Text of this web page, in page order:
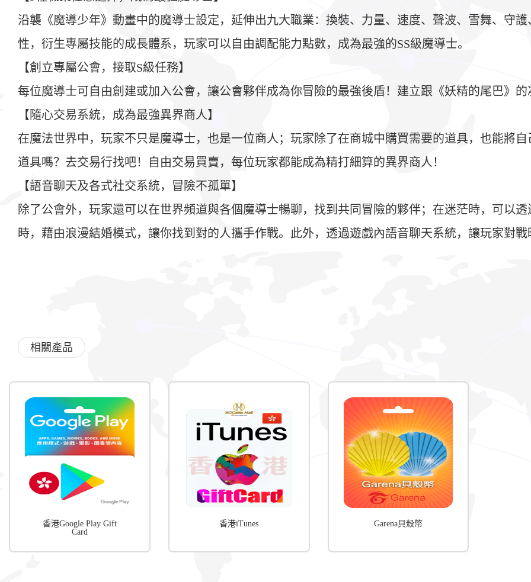
沿襲《魔導少年》動畫中的魔導士設定，延伸出九大職業：換裝、力量、速度、聲波、雪舞、守
性，衍生專屬技能的成長體系，玩家可以自由調配能力點數，成為最強的SS級魔導士。
【創立專屬公會，接取S級任務】
每位魔導士可自由創建或加入公會，讓公會夥伴成為你冒險的最強後盾！建立跟《妖精的尾巴》
【隨心交易系統，成為最強異界商人】
在魔法世界中，玩家不只是魔導士，也是一位商人；玩家除了在商城中購買需要的道具，也能將
道具嗎？去交易行找吧！自由交易買賣，每位玩家都能成為精打細算的異界商人！
【語音聊天及各式社交系統，冒險不孤單】
除了公會外，玩家還可以在世界頻道與各個魔導士暢聊，找到共同冒險的夥伴；在迷茫時，可以
時，藉由浪漫結婚模式，讓你找到對的人攜手作戰。此外，透過遊戲內語音聊天系統，讓玩家對
相關產品
香港Google Play Gift
Card
香港iTunes Garena貝殼幣